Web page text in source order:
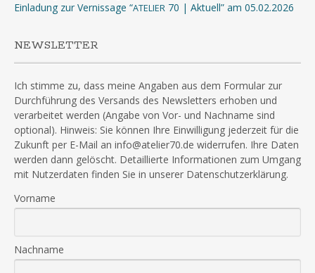
Einladung zur Vernissage “ATELIER 70 | Aktuell” am 05.02.2026
NEWSLETTER
Ich stimme zu, dass meine Angaben aus dem Formular zur
Durchführung des Versands des Newsletters erhoben und
verarbeitet werden (Angabe von Vor- und Nachname sind
optional). Hinweis: Sie können Ihre Einwilligung jederzeit für die
Zukunft per E-Mail an info@atelier70.de widerrufen. Ihre Daten
werden dann gelöscht. Detaillierte Informationen zum Umgang
mit Nutzerdaten finden Sie in unserer Datenschutzerklärung.
Vorname
Nachname